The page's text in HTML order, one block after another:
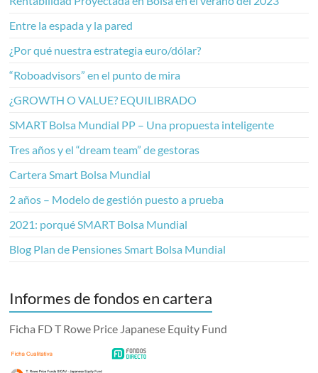
Entre la espada y la pared
¿Por qué nuestra estrategia euro/dólar?
“Roboadvisors” en el punto de mira
¿GROWTH O VALUE? EQUILIBRADO
SMART Bolsa Mundial PP – Una propuesta inteligente
Tres años y el “dream team” de gestoras
Cartera Smart Bolsa Mundial
2 años – Modelo de gestión puesto a prueba
2021: porqué SMART Bolsa Mundial
Blog Plan de Pensiones Smart Bolsa Mundial
Informes de fondos en cartera
Ficha FD T Rowe Price Japanese Equity Fund